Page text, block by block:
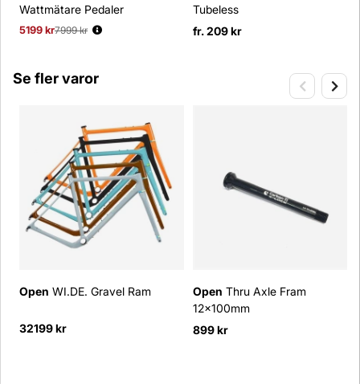
Wattmätare Pedaler
5199 kr
Ordinarie pris:
7999 kr
Tubeless
fr. 209 kr
Se fler varor
Open WI.DE. Gravel Ram
32199 kr
Open Thru Axle Fram
12x100mm
899 kr